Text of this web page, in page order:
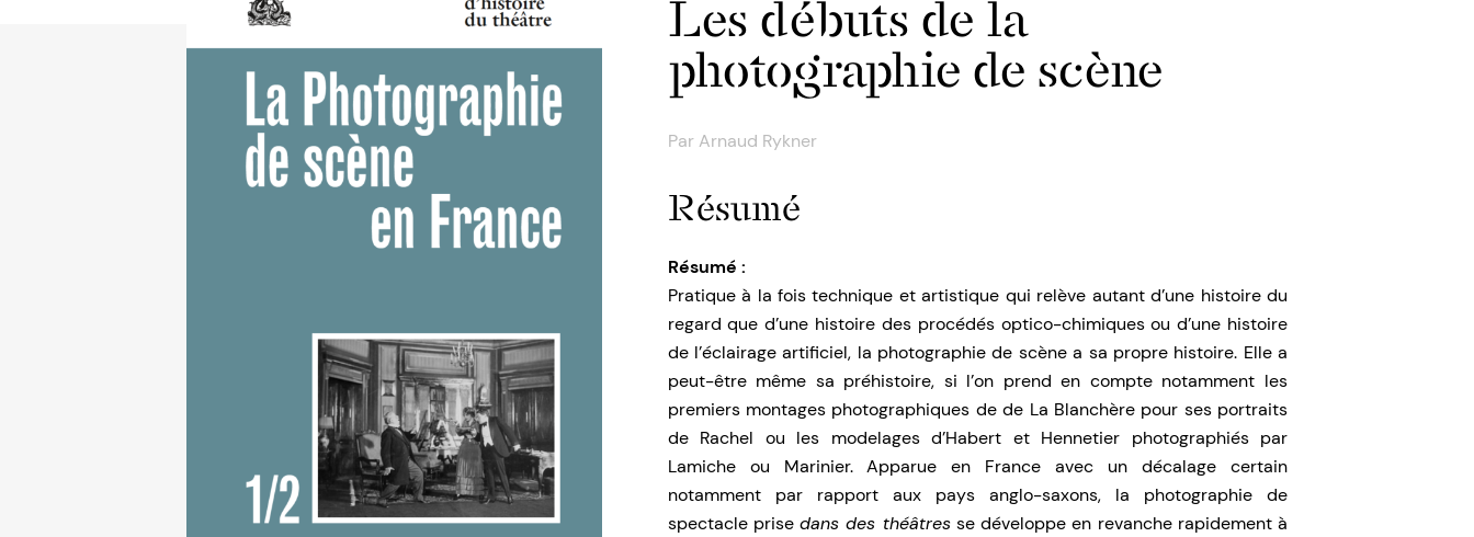
Les débuts de la
photographie de scène
Par Arnaud Rykner
Résumé
Résumé :
Pratique à la fois technique et artistique qui relève autant d’une histoire du
regard que d’une histoire des procédés optico-chimiques ou d’une histoire
de l’éclairage artificiel, la photographie de scène a sa propre histoire. Elle a
peut-être même sa préhistoire, si l’on prend en compte notamment les
premiers montages photographiques de de La Blanchère pour ses portraits
de Rachel ou les modelages d’Habert et Hennetier photographiés par
Lamiche ou Marinier. Apparue en France avec un décalage certain
notamment par rapport aux pays anglo-saxons, la photographie de
spectacle prisedans des théâtresse développe en revanche rapidement à